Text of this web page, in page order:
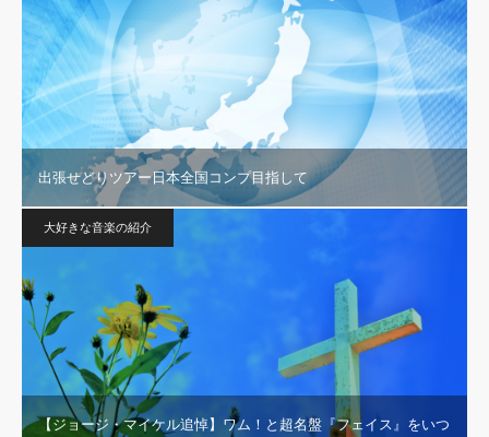
出張せどりツアー日本全国コンプ目指して
大好きな音楽の紹介
【ジョージ・マイケル追悼】ワム！と超名盤『フェイス』をいつ